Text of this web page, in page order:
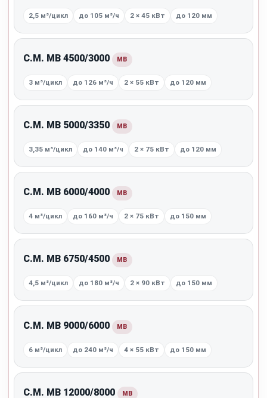
2,5 м³/цикл до 105 м³/ч 2 × 45 кВт до 120 мм
C.M. MB 4500/3000 MB
3 м³/цикл до 126 м³/ч 2 × 55 кВт до 120 мм
C.M. MB 5000/3350 MB
3,35 м³/цикл до 140 м³/ч 2 × 75 кВт до 120 мм
C.M. MB 6000/4000 MB
4 м³/цикл до 160 м³/ч 2 × 75 кВт до 150 мм
C.M. MB 6750/4500 MB
4,5 м³/цикл до 180 м³/ч 2 × 90 кВт до 150 мм
C.M. MB 9000/6000 MB
6 м³/цикл до 240 м³/ч 4 × 55 кВт до 150 мм
C.M. MB 12000/8000 MB